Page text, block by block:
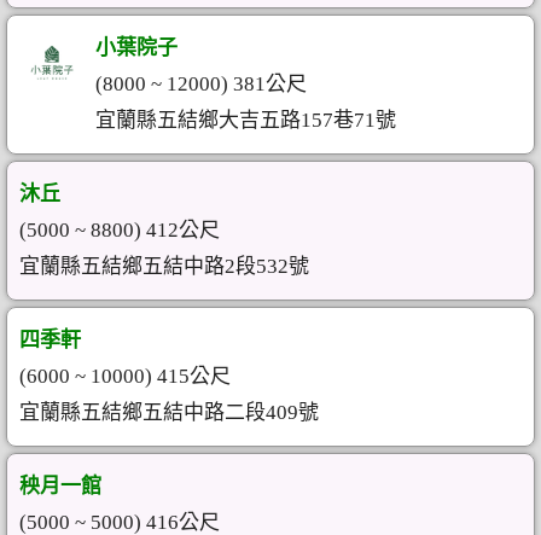
小葉院子
(8000 ~ 12000) 381公尺
宜蘭縣五結鄉大吉五路157巷71號
沐丘
(5000 ~ 8800) 412公尺
宜蘭縣五結鄉五結中路2段532號
四季軒
(6000 ~ 10000) 415公尺
宜蘭縣五結鄉五結中路二段409號
秧月一館
(5000 ~ 5000) 416公尺